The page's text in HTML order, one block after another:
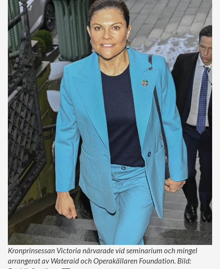
Kronprinsessan Victoria närvarade vid seminarium och mingel
arrangerat av Wateraid och Operakällaren Foundation. Bild: